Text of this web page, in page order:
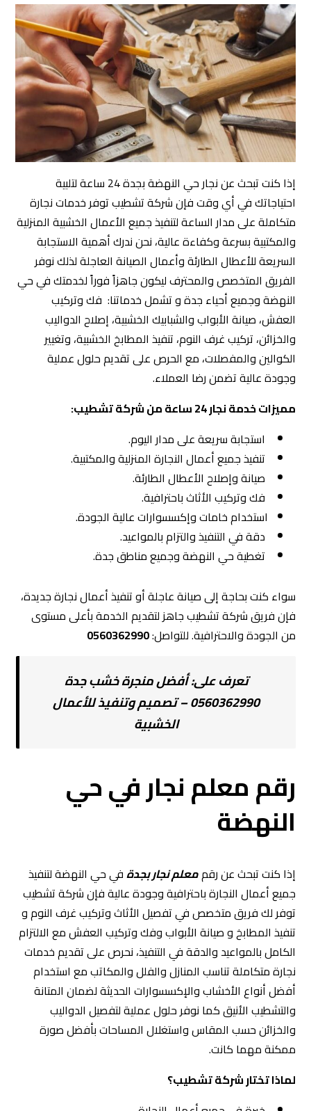
إذا كنت تبحث عن نجار حي النهضة بجدة 24 ساعة لتلبية
احتياجاتك في أي وقت فإن شركة تشطيب توفر خدمات نجارة
متكاملة على مدار الساعة لتنفيذ جميع الأعمال الخشبية المنزلية
والمكتبية بسرعة وكفاءة عالية، نحن ندرك أهمية الاستجابة
السريعة للأعطال الطارئة وأعمال الصيانة العاجلة لذلك نوفر
الفريق المتخصص والمحترف ليكون جاهزاً فوراً لخدمتك في حي
النهضة وجميع أحياء جدة و تشمل خدماتنا: فك وتركيب
العفش، صيانة الأبواب والشبابيك الخشبية، إصلاح الدواليب
والخزائن، تركيب غرف النوم، تنفيذ المطابخ الخشبية، وتغيير
الكوالين والمفصلات، مع الحرص على تقديم حلول عملية
وجودة عالية تضمن رضا العملاء.
مميزات خدمة نجار 24 ساعة من شركة تشطيب:
استجابة سريعة على مدار اليوم.
تنفيذ جميع أعمال النجارة المنزلية والمكتبية.
صيانة وإصلاح الأعطال الطارئة.
فك وتركيب الأثاث باحترافية.
استخدام خامات وإكسسوارات عالية الجودة.
دقة في التنفيذ والتزام بالمواعيد.
تغطية حي النهضة وجميع مناطق جدة.
سواء كنت بحاجة إلى صيانة عاجلة أو تنفيذ أعمال نجارة جديدة،
فإن فريق شركة تشطيب جاهز لتقديم الخدمة بأعلى مستوى
من الجودة والاحترافية. للتواصل:0560362990
تعرف على:أفضل منجرة خشب جدة
0560362990 – تصميم وتنفيذ للأعمال
الخشبية
رقم معلم نجار في حي
النهضة
إذا كنت تبحث عن رقممعلم نجار بجدةفي حي النهضة لتنفيذ
جميع أعمال النجارة باحترافية وجودة عالية فإن شركة تشطيب
توفر لك فريق متخصص في تفصيل الأثاث وتركيب غرف النوم و
تنفيذ المطابخ و صيانة الأبواب وفك وتركيب العفش مع الالتزام
الكامل بالمواعيد والدقة في التنفيذ، نحرص على تقديم خدمات
نجارة متكاملة تناسب المنازل والفلل والمكاتب مع استخدام
أفضل أنواع الأخشاب والإكسسوارات الحديثة لضمان المتانة
والتشطيب الأنيق كما نوفر حلول عملية لتفصيل الدواليب
والخزائن حسب المقاس واستغلال المساحات بأفضل صورة
ممكنة مهما كانت.
لماذا تختار شركة تشطيب؟